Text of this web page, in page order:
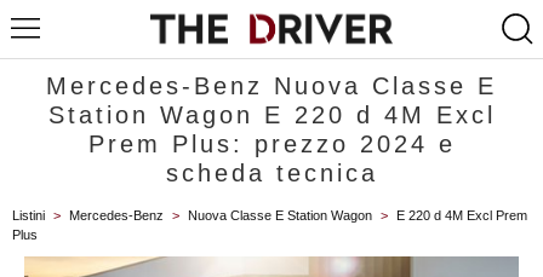
Mercedes-Benz Nuova Classe E
Station Wagon E 220 d 4M Excl
Prem Plus: prezzo 2024 e
scheda tecnica
Listini > Mercedes-Benz > Nuova Classe E Station Wagon >
E 220 d 4M Excl Prem
Plus